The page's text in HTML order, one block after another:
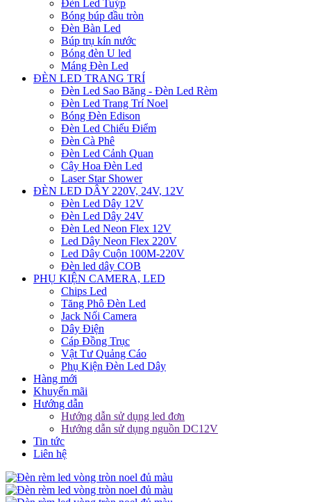
Đèn Led Tuýp
Bóng búp đầu tròn
Đèn Bàn Led
Búp trụ kín nước
Bóng đèn U led
Máng Đèn Led
ĐÈN LED TRANG TRÍ
Đèn Led Sao Băng - Đèn Led Rèm
Đèn Led Trang Trí Noel
Bóng Đèn Edison
Đèn Led Chiếu Điểm
Đèn Cà Phê
Đèn Led Cảnh Quan
Cây Hoa Đèn Led
Laser Star Shower
ĐÈN LED DÂY 220V, 24V, 12V
Đèn Led Dây 12V
Đèn Led Dây 24V
Đèn Led Neon Flex 12V
Led Dây Neon Flex 220V
Led Dây Cuộn 100M-220V
Đèn led dây COB
PHỤ KIỆN CAMERA, LED
Chips Led
Tăng Phô Đèn Led
Jack Nối Camera
Dây Điện
Cáp Đồng Trục
Vật Tư Quảng Cáo
Phụ Kiện Đèn Led Dây
Hàng mới
Khuyến mãi
Hướng dẫn
Hướng dẫn sử dụng led đơn
Hướng dẫn sử dụng nguồn DC12V
Tin tức
Liên hệ